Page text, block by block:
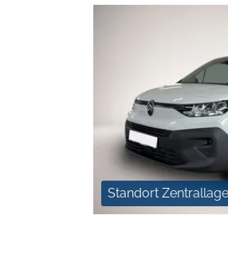
Standort